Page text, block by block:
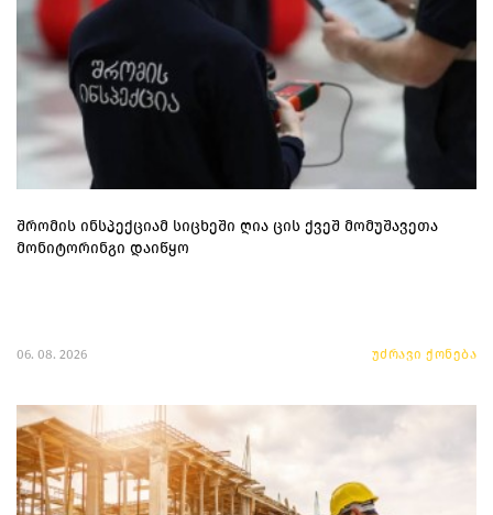
შრომის ინსპექციამ სიცხეში ღია ცის ქვეშ მომუშავეთა
მონიტორინგი დაიწყო
06. 08. 2026 უძრავი ქონება